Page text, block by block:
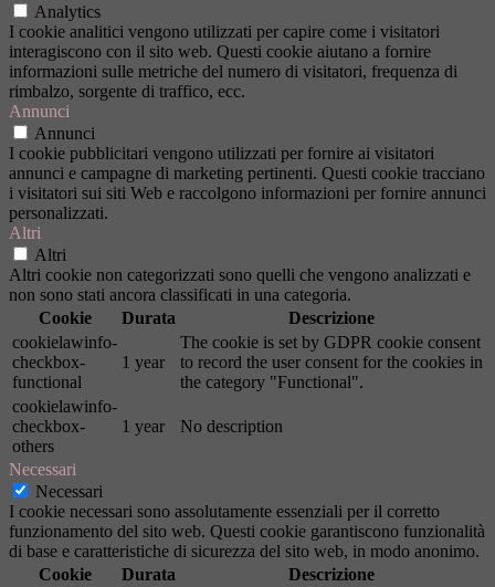
Analytics
I cookie analitici vengono utilizzati per capire come i visitatori
interagiscono con il sito web. Questi cookie aiutano a fornire
informazioni sulle metriche del numero di visitatori, frequenza di
rimbalzo, sorgente di traffico, ecc.
Annunci
Annunci
I cookie pubblicitari vengono utilizzati per fornire ai visitatori
annunci e campagne di marketing pertinenti. Questi cookie tracciano
i visitatori sui siti Web e raccolgono informazioni per fornire annunci
personalizzati.
Altri
Altri
Altri cookie non categorizzati sono quelli che vengono analizzati e
non sono stati ancora classificati in una categoria.
Cookie
Durata
Descrizione
cookielawinfo-
checkbox-
functional
1 year
The cookie is set by GDPR cookie consent
to record the user consent for the cookies in
the category "Functional".
cookielawinfo-
checkbox-
others
1 year No description
Necessari
Necessari
I cookie necessari sono assolutamente essenziali per il corretto
funzionamento del sito web. Questi cookie garantiscono funzionalità
di base e caratteristiche di sicurezza del sito web, in modo anonimo.
Cookie
Durata Descrizione